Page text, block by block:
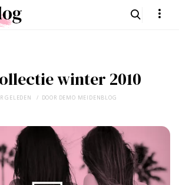
winter 2010
GELEDEN DOOR DEMO MEIDENBLOG